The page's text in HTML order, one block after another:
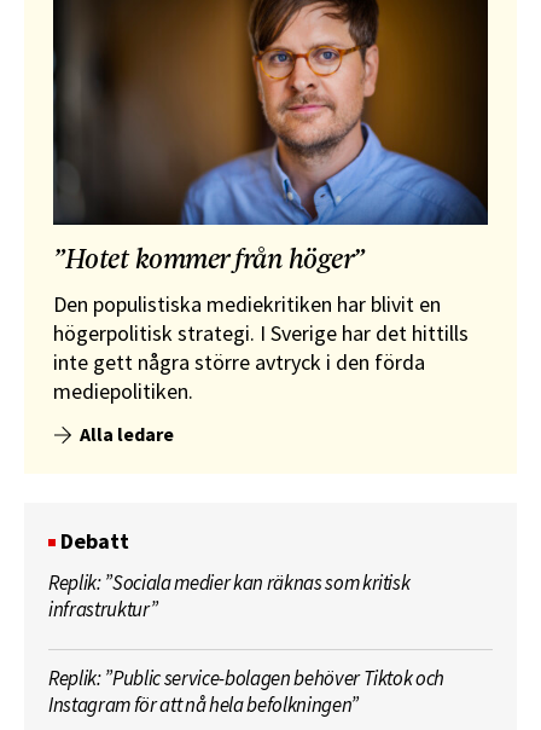
”Hotet kommer från höger”
Den populistiska mediekritiken har blivit en
högerpolitisk strategi. I Sverige har det hittills
inte gett några större avtryck i den förda
mediepolitiken.
Alla ledare
Debatt
Replik: ”Sociala medier kan räknas som kritisk
infrastruktur”
Replik: ”Public service-bolagen behöver Tiktok och
Instagram för att nå hela befolkningen”